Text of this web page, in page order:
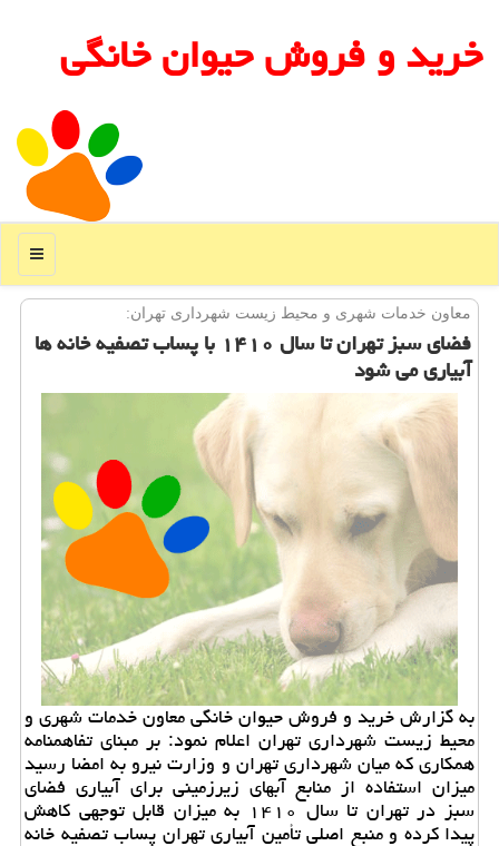
خرید و فروش حیوان خانگی
منو
معاون خدمات شهری و محیط زیست شهرداری تهران:
فضای سبز تهران تا سال ۱۴۱۰ با پساب تصفیه خانه ها
آبیاری می شود
به گزارش خرید و فروش حیوان خانگی معاون خدمات شهری و
محیط زیست شهرداری تهران اعلام نمود: بر مبنای تفاهمنامه
همكاری كه میان شهرداری تهران و وزارت نیرو به امضا رسید
میزان استفاده از منابع آبهای زیرزمینی برای آبیاری فضای
سبز در تهران تا سال ۱۴۱۰ به میزان قابل توجهی كاهش
پیدا كرده و منبع اصلی تأمین آبیاری تهران پساب تصفیه خانه